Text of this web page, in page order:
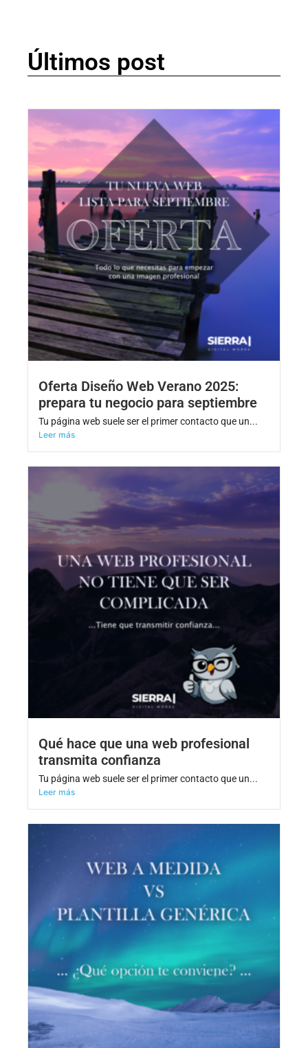
Últimos post
Oferta Diseño Web Verano 2025:
prepara tu negocio para septiembre
Tu página web suele ser el primer contacto que un...
Leer más
Qué hace que una web profesional
transmita confianza
Tu página web suele ser el primer contacto que un...
Leer más